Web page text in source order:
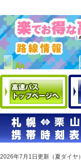
2026年7月1日更新（夏ダイヤ）